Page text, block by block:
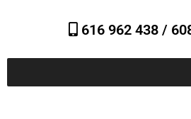
616 962 438 /